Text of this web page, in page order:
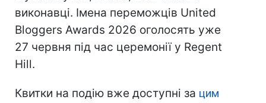
виконавці. Імена переможців United
Bloggers Awards 2026 оголосять уже
27 червня під час церемонії у Regent
Hill.
Квитки на подію вже доступні за цим